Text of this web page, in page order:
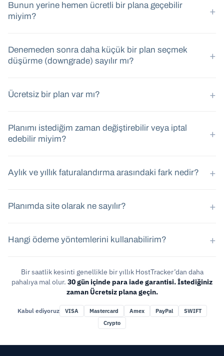
Bunun yerine hemen ücretli bir plana geçebilir
miyim?
+
Denemeden sonra daha küçük bir plan seçmek
düşürme (downgrade) sayılır mı?
+
Ücretsiz bir plan var mı? +
Planımı istediğim zaman değiştirebilir veya iptal
edebilir miyim?
+
Aylık ve yıllık faturalandırma arasındaki fark nedir? +
Planımda site olarak ne sayılır? +
Hangi ödeme yöntemlerini kullanabilirim? +
Bir saatlik kesinti genellikle bir yıllık HostTracker’dan daha
pahalıya mal olur. 30 gün içinde para iade garantisi. İstediğiniz
zaman Ücretsiz plana geçin.
Kabul ediyoruz VISA Mastercard Amex PayPal
SWIFT
Crypto